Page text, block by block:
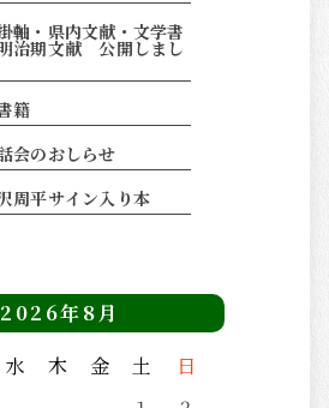
・県内文献・文学書
治期文献 公開しまし
籍
会のおしらせ
周平サイン入り本
2026年8月
水 木 金 土
日